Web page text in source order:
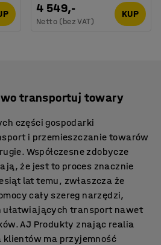
4 549,-
Netto (bez VAT)
KUP
transportuj towary
części gospodarki
i przemieszczanie towarów
Współczesne zdobycze
że jest to proces znacznie
lat temu, zwłaszcza że
cały szereg narzędzi,
ułatwiających transport nawet
AJ Produkty znając realia
ma przyjemność